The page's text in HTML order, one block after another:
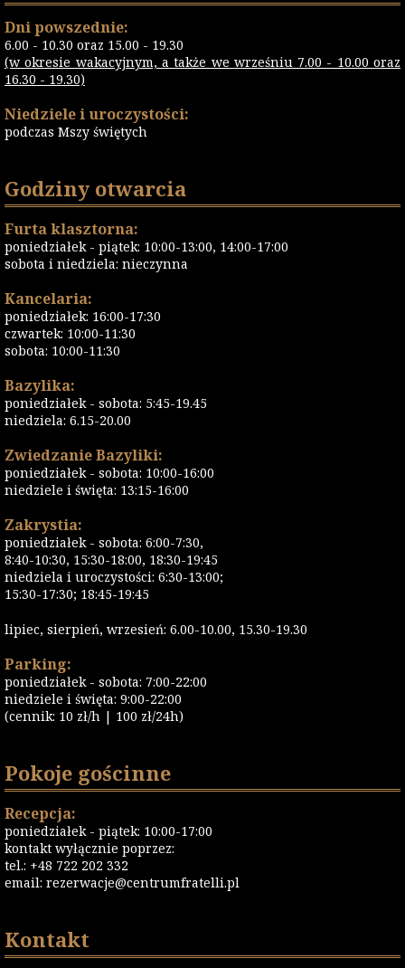
Dni powszednie:
6.00 - 10.30 oraz 15.00 - 19.30
(w okresie wakacyjnym, a także we wrześniu 7.00 - 10.00 oraz
16.30 - 19.30)
Niedziele i uroczystości:
podczas Mszy świętych
Godziny otwarcia
Furta klasztorna:
poniedziałek - piątek: 10:00-13:00, 14:00-17:00
sobota i niedziela: nieczynna
Kancelaria:
poniedziałek: 16:00-17:30
czwartek: 10:00-11:30
sobota: 10:00-11:30
Bazylika:
poniedziałek - sobota: 5:45-19.45
niedziela: 6.15-20.00
Zwiedzanie Bazyliki:
poniedziałek - sobota: 10:00-16:00
niedziele i święta: 13:15-16:00
Zakrystia:
poniedziałek - sobota: 6:00-7:30,
8:40-10:30, 15:30-18:00, 18:30-19:45
niedziela i uroczystości: 6:30-13:00;
15:30-17:30; 18:45-19:45
lipiec, sierpień, wrzesień: 6.00-10.00, 15.30-19.30
Parking:
poniedziałek - sobota: 7:00-22:00
niedziele i święta: 9:00-22:00
(cennik: 10 zł/h | 100 zł/24h)
Pokoje gościnne
Recepcja:
poniedziałek - piątek: 10:00-17:00
kontakt wyłącznie poprzez:
tel.: +48 722 202 332
email: rezerwacje@centrumfratelli.pl
Kontakt